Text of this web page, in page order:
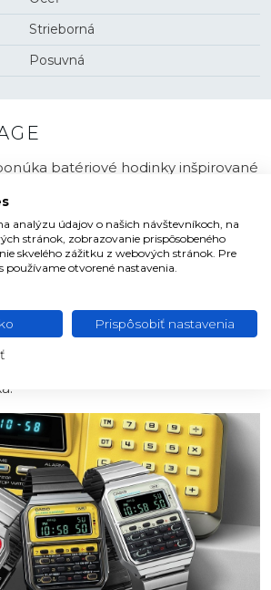
Strieborná
Posuvná
batériové hodinky inšpirované
s
hodinky s touto nezvyčajnou
mnoho ďalších kúskov s retro
s digitálnym číselníkom, ale
odkazujú na vôbec prvé
- typ
Casiotron. Je možné
materiálov a farebných prevedení,
analýzu údajov o našich návštevníkoch, na
stránok, zobrazovanie prispôsobeného
skvelého zážitku z webových stránok. Pre
používame otvorené nastavenia.
Prispôsobiť nastavenia